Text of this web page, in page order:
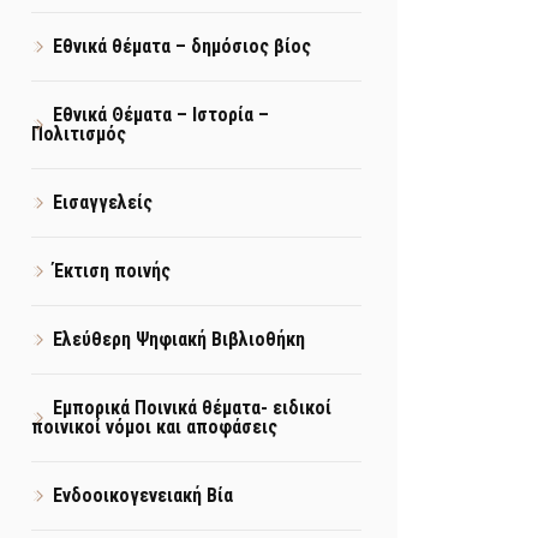
Εθνικά θέματα – δημόσιος βίος
Εθνικά Θέματα – Ιστορία –
Πολιτισμός
Εισαγγελείς
Έκτιση ποινής
Ελεύθερη Ψηφιακή Βιβλιοθήκη
Εμπορικά Ποινικά θέματα- ειδικοί
ποινικοί νόμοι και αποφάσεις
Ενδοοικογενειακή Βία